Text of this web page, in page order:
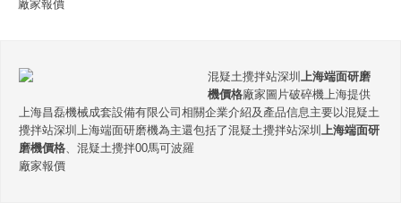
廠家報價
混疑土攪拌站深圳上海端面研磨
機價格廠家圖片破碎機上海提供
上海昌磊機械成套設備有限公司相關企業介紹及產品信息主要以混疑土
攪拌站深圳上海端面研磨機為主還包括了混疑土攪拌站深圳 上海端面研
磨機價格、混疑土攪拌00馬可波羅
廠家報價